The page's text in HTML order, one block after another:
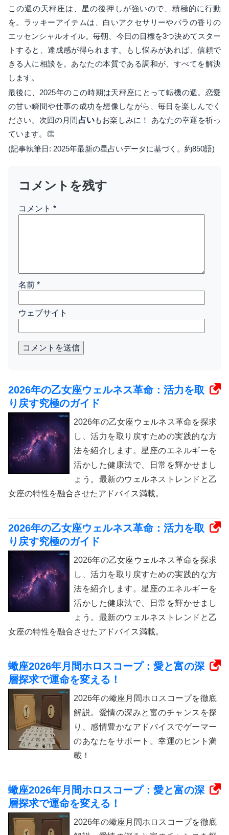
この週の天秤座は、星の後押しが強いので、積極的に行動
を。ラッキーアイテムは、白いアクセサリーやバラの香りの
エッセンシャルオイル。毎朝、今日の目標を3つ決めてスター
トすると、達成感が得られます。もし悩みがあれば、信頼で
きる人に相談を。あなたの本質である調和が、すべてを解決
します。
最後に、2025年のこの時期は天秤座にとって転機の週。恋愛
の甘い瞬間や仕事の成功を想像しながら、毎日を楽しんでく
ださい。次回の月間占いもお楽しみに！ あなたの幸運を祈っ
ています。👏
(記事執筆日: 2025年最新の星占いデータに基づく。約850語)
コメントを残す
コメント *
名前 *
ウェブサイト
コメントを送信
2026年の乙女座ウェルネス革命：活力を取
り戻す究極のガイド
2026年の乙女座ウェルネス革命を探求
し、活力を取り戻すための実践的な方
法を紹介します。星座のエネルギーを
活かした健康法で、日常を輝かせまし
ょう。最新のウェルネストレンドと乙
女座の特性を融合させたアドバイス満載。
2026年の乙女座ウェルネス革命：活力を取
り戻す究極のガイド
2026年の乙女座ウェルネス革命を探求
し、活力を取り戻すための実践的な方
法を紹介します。星座のエネルギーを
活かした健康法で、日常を輝かせまし
ょう。最新のウェルネストレンドと乙
女座の特性を融合させたアドバイス満載。
蠍座2026年月間ホロスコープ：愛と富の深
層探求で運命を変える！
2026年の蠍座月間ホロスコープを徹底
解説。愛情の深みと富のチャンスを探
り、感情豊かなアドバイスでゲーマー
のあなたをサポート。幸運のヒント満
載！
蠍座2026年月間ホロスコープ：愛と富の深
層探求で運命を変える！
2026年の蠍座月間ホロスコープを徹底